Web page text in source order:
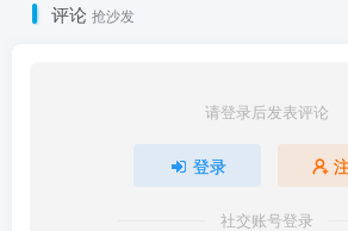
评论 抢沙发
请登录后发表评论
登录
社交账号登录